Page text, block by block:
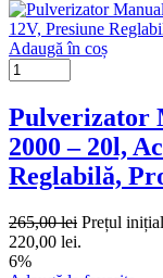
Adaugă în coș
Pulverizator
2000 – 20l,
Reglabilă,
265,00lei Prețul
220,00 lei.
6%